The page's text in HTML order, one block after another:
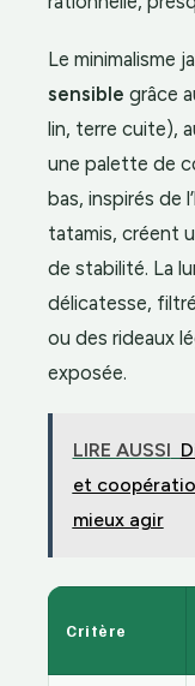
Le minimalisme
sensible grâce
lin, terre cuite),
une palette de
bas, inspirés de
tatamis, créent
de stabilité. La
délicatesse,
ou des rideaux
exposée.
LIRE AUSSI
et
mieux agir
Critère